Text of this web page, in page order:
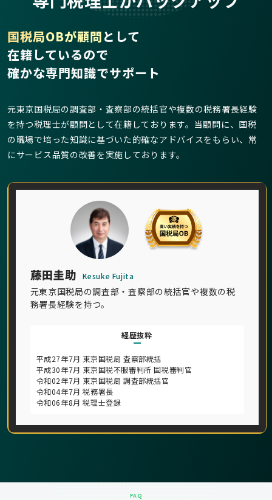
藤田圭助 Kesuke Fujita
元東京国税局の調査部・査察部の統括官や複数の税
務署長経験を持つ。
経歴抜粋
平成27年7月 東京国税局 査察部統括
平成30年7月 東京国税不服審判所 国税審判官
令和02年7月 東京国税局 調査部統括官
令和04年7月 税務署長
令和06年8月 税理士登録
国税局OBが顧問として
在籍しているので
確かな専門知識でサポート
元東京国税局の調査部・査察部の統括官や複数の税務署長経験
を持つ税理士が顧問として在籍しております。当顧問に、国税
の職場で培った知識に基づいた的確なアドバイスをもらい、常
にサービス品質の改善を実施しております。
FAQ